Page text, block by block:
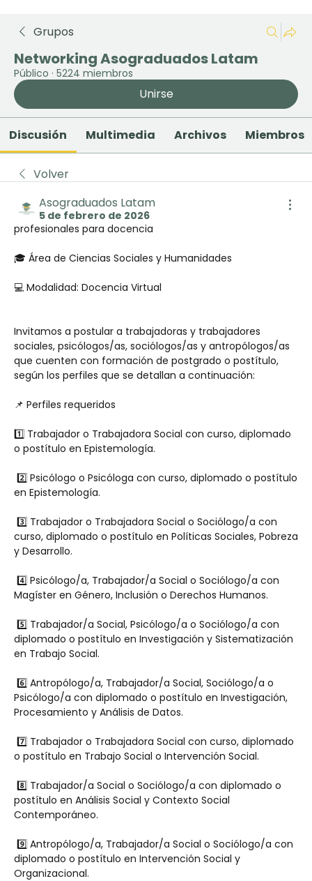
Grupos
Networking Asograduados Latam
Público · 5224 miembros
Unirse
Discusión Multimedia Archivos Miembros
Volver
Asograduados Latam
5 de febrero de 2026
profesionales para docencia
🎓 Área de Ciencias Sociales y Humanidades
💻 Modalidad: Docencia Virtual
Invitamos a postular a trabajadoras y trabajadores
sociales, psicólogos/as, sociólogos/as y antropólogos/as
que cuenten con formación de postgrado o postítulo,
según los perfiles que se detallan a continuación:
📌 Perfiles requeridos
1️⃣ Trabajador o Trabajadora Social con curso, diplomado
o postítulo en Epistemología.
2️⃣ Psicólogo o Psicóloga con curso, diplomado o postítulo
en Epistemología.
3️⃣ Trabajador o Trabajadora Social o Sociólogo/a con
curso, diplomado o postítulo en Políticas Sociales, Pobreza
y Desarrollo.
4️⃣ Psicólogo/a, Trabajador/a Social o Sociólogo/a con
Magíster en Género, Inclusión o Derechos Humanos.
5️⃣ Trabajador/a Social, Psicólogo/a o Sociólogo/a con
diplomado o postítulo en Investigación y Sistematización
en Trabajo Social.
6️⃣ Antropólogo/a, Trabajador/a Social, Sociólogo/a o
Psicólogo/a con diplomado o postítulo en Investigación,
Procesamiento y Análisis de Datos.
7️⃣ Trabajador o Trabajadora Social con curso, diplomado
o postítulo en Trabajo Social o Intervención Social.
8️⃣ Trabajador/a Social o Sociólogo/a con diplomado o
postítulo en Análisis Social y Contexto Social
Contemporáneo.
9️⃣ Antropólogo/a, Trabajador/a Social o Sociólogo/a con
diplomado o postítulo en Intervención Social y
Organizacional.